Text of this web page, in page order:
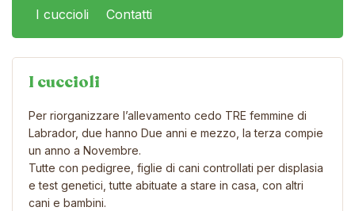
I cuccioli Contatti
I cuccioli
Per riorganizzare l’allevamento cedo TRE femmine di
Labrador, due hanno Due anni e mezzo, la terza compie
un anno a Novembre.
Tutte con pedigree, figlie di cani controllati per displasia
e test genetici, tutte abituate a stare in casa, con altri
cani e bambini.